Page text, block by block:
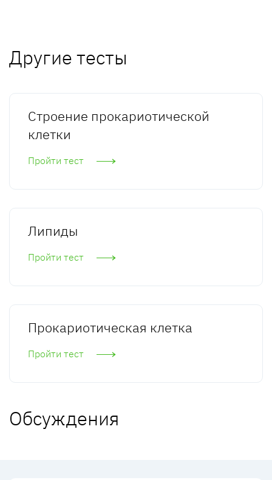
Другие тесты
Строение прокариотической
клетки
Пройти тест
Липиды
Пройти тест
Прокариотическая клетка
Пройти тест
Обсуждения